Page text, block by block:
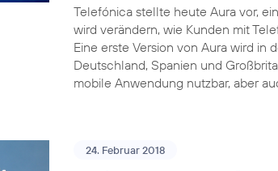
Telefónica stellte heute Aura vor,
wird verändern, wie Kunden mit
Eine erste Version von Aura wird in
Deutschland, Spanien und
mobile Anwendung nutzbar, aber
24. Februar 2018